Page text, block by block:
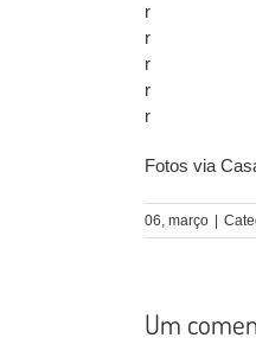
r
r
r
r
r
Fotos via
06, março
Um